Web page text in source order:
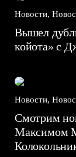
Новости,
Вышел
койота» с
Новости,
Смотрим
Максимом